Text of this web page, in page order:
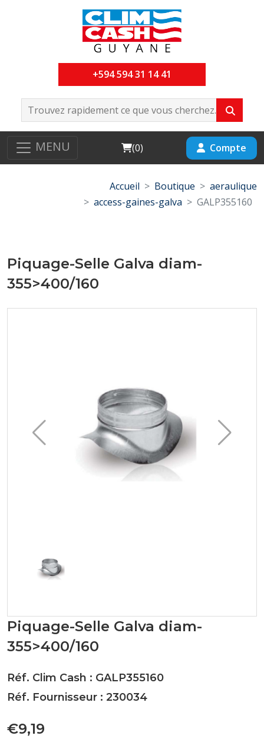
+594 594 31 14 41
MENU Cart
(0) Compte
Accueil Boutique
aeraulique
access-gaines-galva
GALP355160
Piquage-Selle Galva diam-
355>400/160
Piquage-Selle Galva diam-
355>400/160
Réf. Clim Cash : GALP355160
Réf. Fournisseur : 230034
€9,19